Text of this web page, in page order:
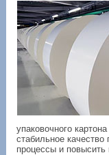
упаковочного
стабильное качество
процессы и повысить